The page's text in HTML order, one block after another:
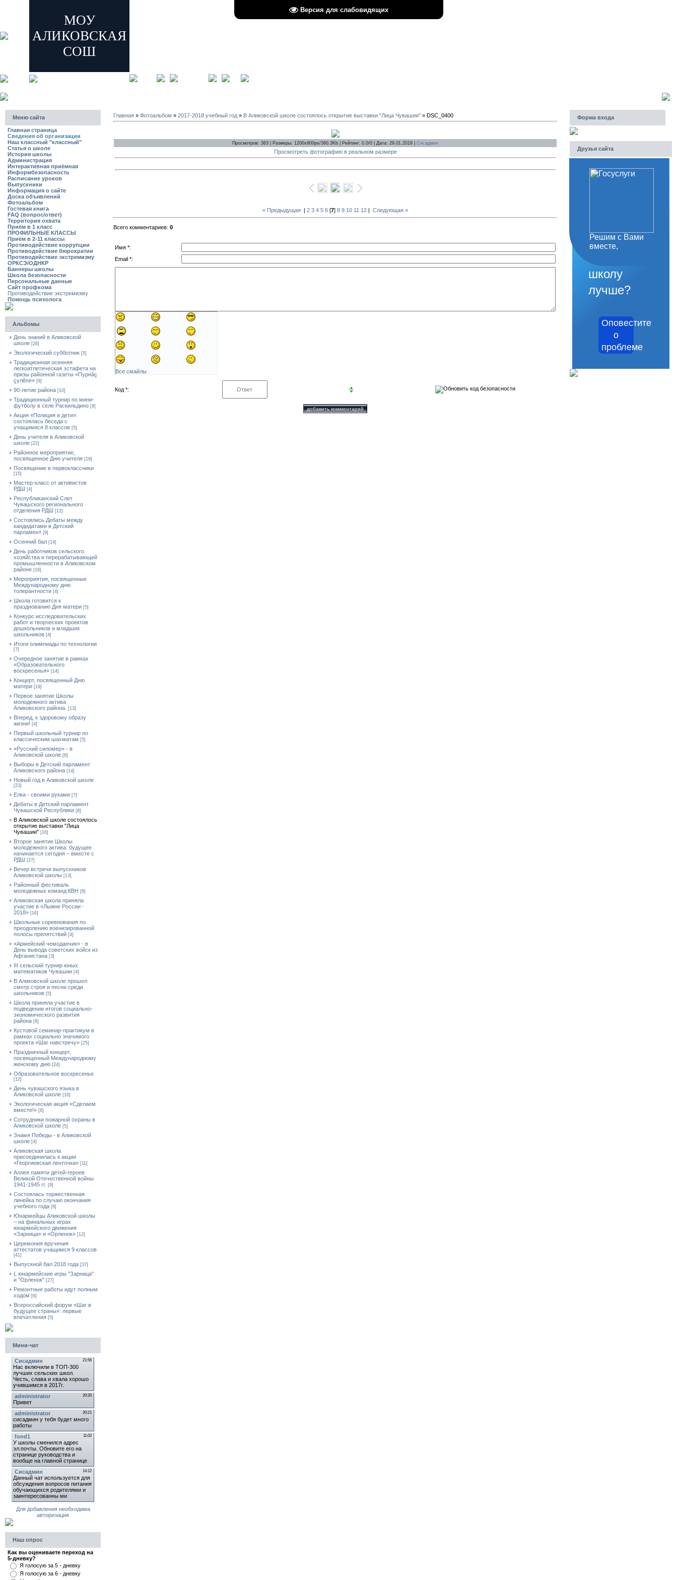
Версия для слабовидящих
МОУ
АЛИКОВСКАЯ
СОШ
Меню сайта
Главная страница
Сведения об организации
Наш классный "классный"
Статья о школе
История школы
Администрация
Интерактивная приёмная
Информбезопасность
Расписание уроков
Выпускники
Информация о сайте
Доска объявлений
Фотоальбом
Гостевая книга
FAQ (вопрос/ответ)
Территория охвата
Приём в 1 класс
ПРОФИЛЬНЫЕ КЛАССЫ
Приём в 2-11 классы
Противодействие коррупции
Противодействие бюрократии
Противодействие экстремизму
ОРКСЭ/ОДНКР
Баннеры школы
Школа безопасности
Персональные данные
Сайт профкома
Противодействие экстремизму
Помощь психолога
Альбомы
День знаний в Аликовской
школе [26]
Экологический субботник [5]
Традиционная осенняя
легкоатлетическая эстафета на
призы районной газеты «Пурнăç
çулĕпе» [9]
90-летие района [10]
Традиционный турнир по мини-
футболу в селе Раскильдино [9]
Акция «Полиция и дети»:
состоялась беседа с
учащимися 8 классов [5]
День учителя в Аликовской
школе [22]
Районное мероприятие,
посвященное Дню учителя [19]
Посвящение в первоклассники
[15]
Мастер-класс от активистов
РДШ [4]
Республиканский Слет
Чувашского регионального
отделения РДШ [12]
Состоялись Дебаты между
кандидатами в Детский
парламент [9]
Осенний бал [14]
День работников сельского
хозяйства и перерабатывающей
промышленности в Аликовском
районе [16]
Мероприятия, посвященные
Международному дню
толерантности [4]
Школа готовится к
празднованию Дня матери [5]
Конкурс исследовательских
работ и творческих проектов
дошкольников и младших
школьников [4]
Итоги олимпиады по технологии
[7]
Очередное занятие в рамках
«Образовательного
воскресенья» [14]
Концерт, посвященный Дню
матери [19]
Первое занятие Школы
молодежного актива
Аликовского района.
[13]
Вперед, к здоровому образу
жизни! [4]
Первый школьный турнир по
классическим шахматам [5]
«Русский силомер» - в
Аликовской школе [6]
Выборы в Детский парламент
Аликовского района [14]
Новый год в Аликовской школе
[23]
Елка - своими руками [7]
Дебаты в Детский парламент
Чувашской Республики [8]
В Аликовской школе состоялось
открытие выставки "Лица
Чувашии" [16]
Второе занятие Школы
молодежного актива: будущее
начинается сегодня – вместе с
РДШ [27]
Вечер встречи выпускников
Аликовской школы [13]
Районный фестиваль
молодежных команд КВН [8]
Аликовская школа приняла
участие в «Лыжне России -
2018» [16]
Школьные соревнования по
преодолению военизированной
полосы препятствий [4]
«Армейский чемоданчик» - в
День вывода советских войск из
Афганистана [3]
III сельский турнир юных
математиков Чувашии [4]
В Аликовской школе прошел
смотр строя и песни среди
школьников [5]
Школа приняла участие в
подведении итогов социально-
экономического развития
района [8]
Кустовой семинар-практикум в
рамках социально значимого
проекта «Шаг навстречу» [25]
Праздничный концерт,
посвященный Международному
женскому дню [24]
Образовательное воскресенье
[12]
День чувашского языка в
Аликовской школе [16]
Экологическая акция «Сделаем
вместе!» [8]
Сотрудники пожарной охраны в
Аликовской школе [5]
Знамя Победы - в Аликовской
школе [4]
Аликовская школа
присоединилась к акции
«Георгиевская ленточка» [11]
Аллея памяти детей-героев
Великой Отечественной войны
1941-1945 гг. [9]
Cостоялась торжественная
линейка по случаю окончания
учебного года [8]
Юнармейцы Аликовской школы
– на финальных играх
юнармейского движения
«Зарница» и «Орленок» [12]
Церемония вручения
аттестатов учащимся 9 классов
[41]
Выпускной бал 2018 года [37]
L юнармейские игры "Зарница"
и "Орленок" [27]
Ремонтные работы идут полным
ходом [6]
Всероссийский форум «Шаг в
будущее страны»: первые
впечатления [5]
Мини-чат
Для добавления необходима
авторизация
Наш опрос
Как вы оцениваете переход на
5-дневку?
Я голосую за 5 - дневку
Я голосую за 6 - дневку
Главная » Фотоальбом » 2017-2018 учебный год » В Аликовской школе состоялось открытие выставки "Лица Чувашии" » DSC_0400
Просмотров: 363 | Размеры: 1200x800px/360.3Kb | Рейтинг: 0.0/0 | Дата: 29.01.2018 | Сисадмин
Просмотреть фотографию в реальном размере
« Предыдущая | 2 3 4 5 6 [7] 8 9 10 11 12 | Следующая »
Всего комментариев: 0
Имя *:
Email *:
Все смайлы
Код *:
Форма входа
Друзья сайта
Решим с Вами
вместе,
как
школу
лучше?
Оповестите
о
проблеме